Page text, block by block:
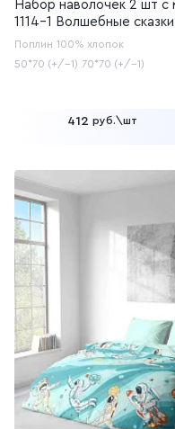
Набор наволочек 2 шт с
1114-1 Волшебные
Поплин 100% хлопок
50*70 (+/-1) 70*70 (+/-1)
412 руб.\шт